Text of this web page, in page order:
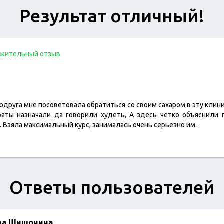
Результат отличный!
отзыв
мне посоветовала обратиться со своим сахаром в эту
назначали да говорили худеть, А здесь четко объяснили
Взяла максимальный курс, занималась очень серьезно им.
Ответы пользователей